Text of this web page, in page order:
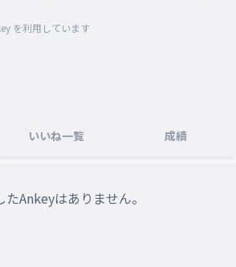
を利用しています
いいね一覧 成績
たAnkeyはありません。